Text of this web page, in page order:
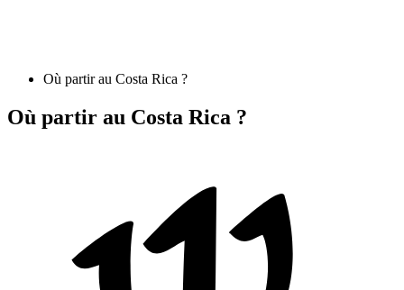
Où partir au Costa Rica ?
Où partir au Costa Rica ?